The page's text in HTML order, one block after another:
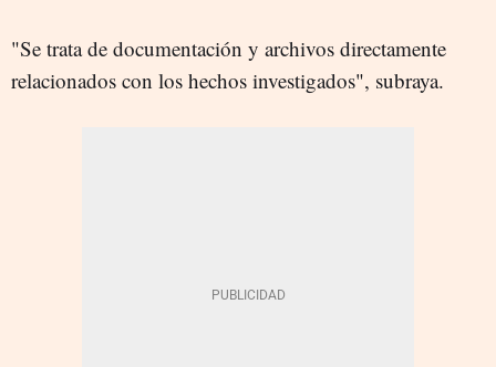
"Se trata de documentación y archivos directamente
relacionados con los hechos investigados", subraya.